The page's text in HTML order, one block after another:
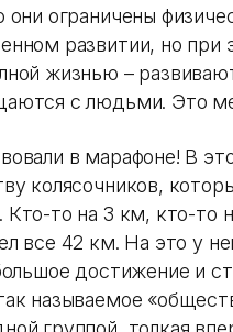
ограничены
развитии, но при
жизнью –
с людьми. Это
в марафоне! В
колясочников,
то на 3 км, кто-то
все 42 км. На это у
достижение и
называемое